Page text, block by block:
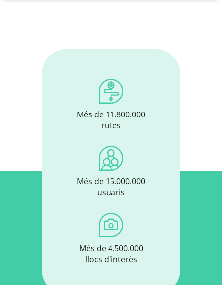
Més de 11.800.000
rutes
Més de 15.000.000
usuaris
Més de 4.500.000
llocs d'interès